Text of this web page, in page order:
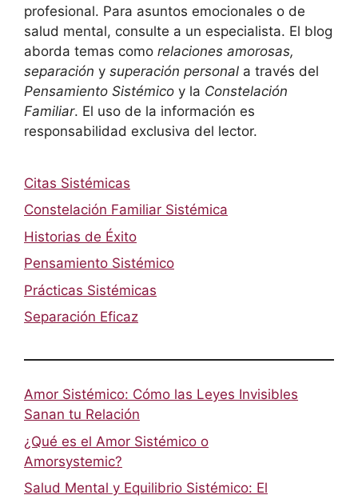
profesional. Para asuntos emocionales o de
salud mental, consulte a un especialista. El blog
aborda temas como relaciones amorosas,
separación y superación personal a través del
Pensamiento Sistémico y la Constelación
Familiar. El uso de la información es
responsabilidad exclusiva del lector.
Citas Sistémicas
Constelación Familiar Sistémica
Historias de Éxito
Pensamiento Sistémico
Prácticas Sistémicas
Separación Eficaz
Amor Sistémico: Cómo las Leyes Invisibles
Sanan tu Relación
¿Qué es el Amor Sistémico o
Amorsystemic?
Salud Mental y Equilibrio Sistémico: El